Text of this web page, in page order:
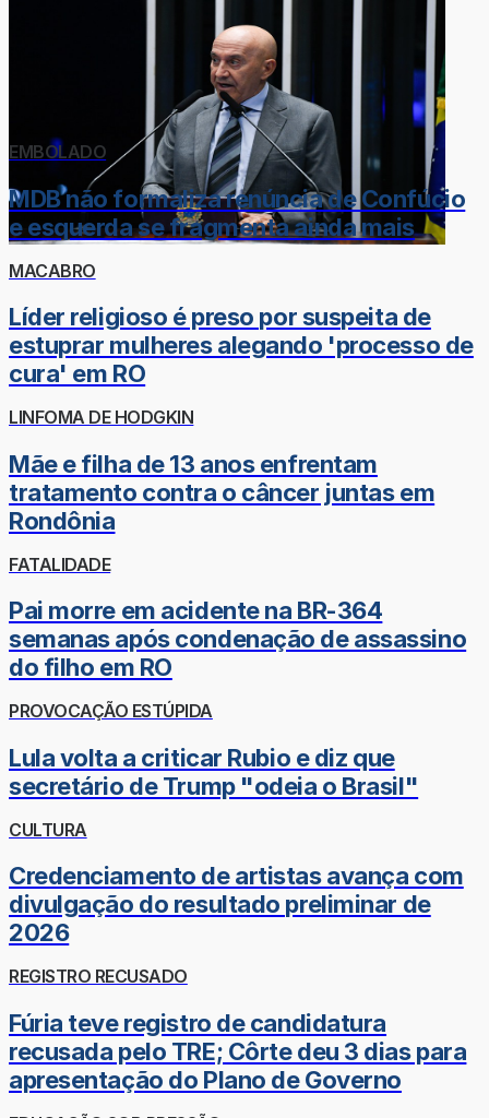
EMBOLADO
MDB não formaliza renúncia de Confúcio
e esquerda se fragmenta ainda mais
MACABRO
Líder religioso é preso por suspeita de
estuprar mulheres alegando 'processo de
cura' em RO
LINFOMA DE HODGKIN
Mãe e filha de 13 anos enfrentam
tratamento contra o câncer juntas em
Rondônia
FATALIDADE
Pai morre em acidente na BR-364
semanas após condenação de assassino
do filho em RO
PROVOCAÇÃO ESTÚPIDA
Lula volta a criticar Rubio e diz que
secretário de Trump "odeia o Brasil"
CULTURA
Credenciamento de artistas avança com
divulgação do resultado preliminar de
2026
REGISTRO RECUSADO
Fúria teve registro de candidatura
recusada pelo TRE; Côrte deu 3 dias para
apresentação do Plano de Governo